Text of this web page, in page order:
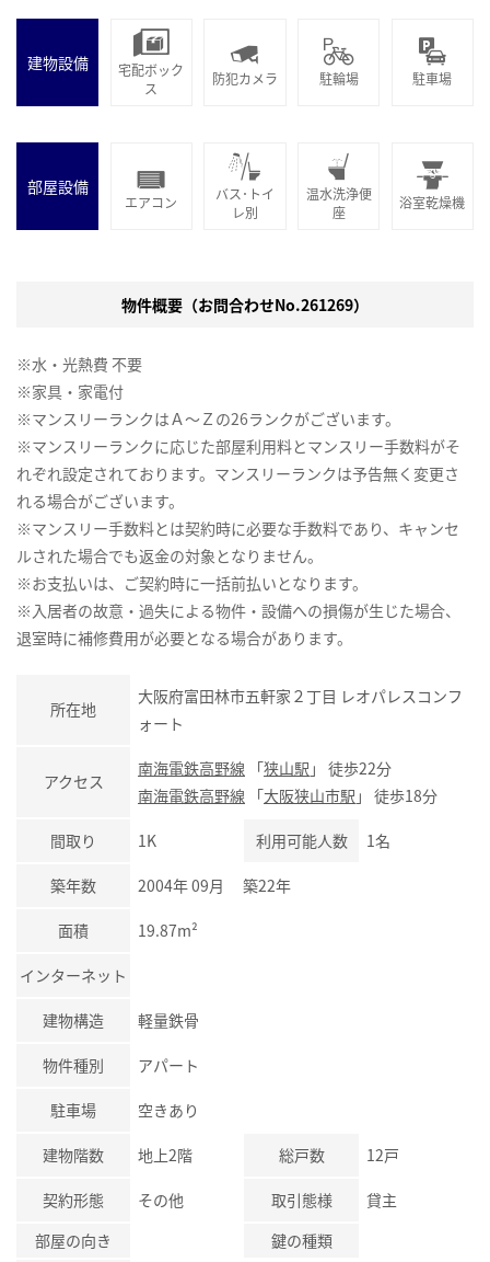
建物設備
宅配ボック
ス
防犯カメラ 駐輪場 駐車場
部屋設備
エアコン
バス･トイ
レ別
温水洗浄便
座
浴室乾燥機
物件概要（お問合わせNo.261269）
※水・光熱費 不要
※家具・家電付
※マンスリーランクはＡ～Ｚの26ランクがございます。
※マンスリーランクに応じた部屋利用料とマンスリー手数料がそ
れぞれ設定されております。マンスリーランクは予告無く変更さ
れる場合がございます。
※マンスリー手数料とは契約時に必要な手数料であり、キャンセ
ルされた場合でも返金の対象となりません。
※お支払いは、ご契約時に一括前払いとなります。
※入居者の故意・過失による物件・設備への損傷が生じた場合、
退室時に補修費用が必要となる場合があります。
所在地
大阪府富田林市五軒家２丁目 レオパレスコンフ
ォート
アクセス
南海電鉄高野線 「狭山駅 」 徒歩22分
南海電鉄高野線 「大阪狭山市駅 」 徒歩18分
間取り 1K 利用可能人数 1名
築年数 2004年 09月 築22年
面積 19.87m²
インターネット
建物構造 軽量鉄骨
物件種別 アパート
駐車場 空きあり
建物階数 地上2階 総戸数 12戸
契約形態 その他 取引態様
貸主
部屋の向き
鍵の種類